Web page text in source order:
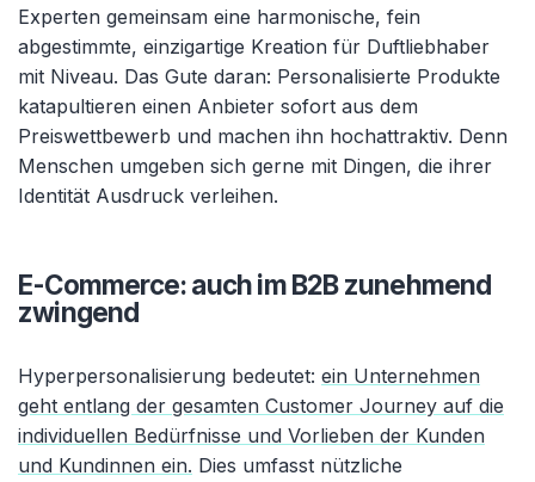
Experten gemeinsam eine harmonische, fein
abgestimmte, einzigartige Kreation für Duftliebhaber
mit Niveau. Das Gute daran: Personalisierte Produkte
katapultieren einen Anbieter sofort aus dem
Preiswettbewerb und machen ihn hochattraktiv. Denn
Menschen umgeben sich gerne mit Dingen, die ihrer
Identität Ausdruck verleihen.
E-Commerce: auch im B2B zunehmend
zwingend
Hyperpersonalisierung bedeutet: ein Unternehmen
geht entlang der gesamten Customer Journey auf die
individuellen Bedürfnisse und Vorlieben der Kunden
und Kundinnen ein. Dies umfasst nützliche